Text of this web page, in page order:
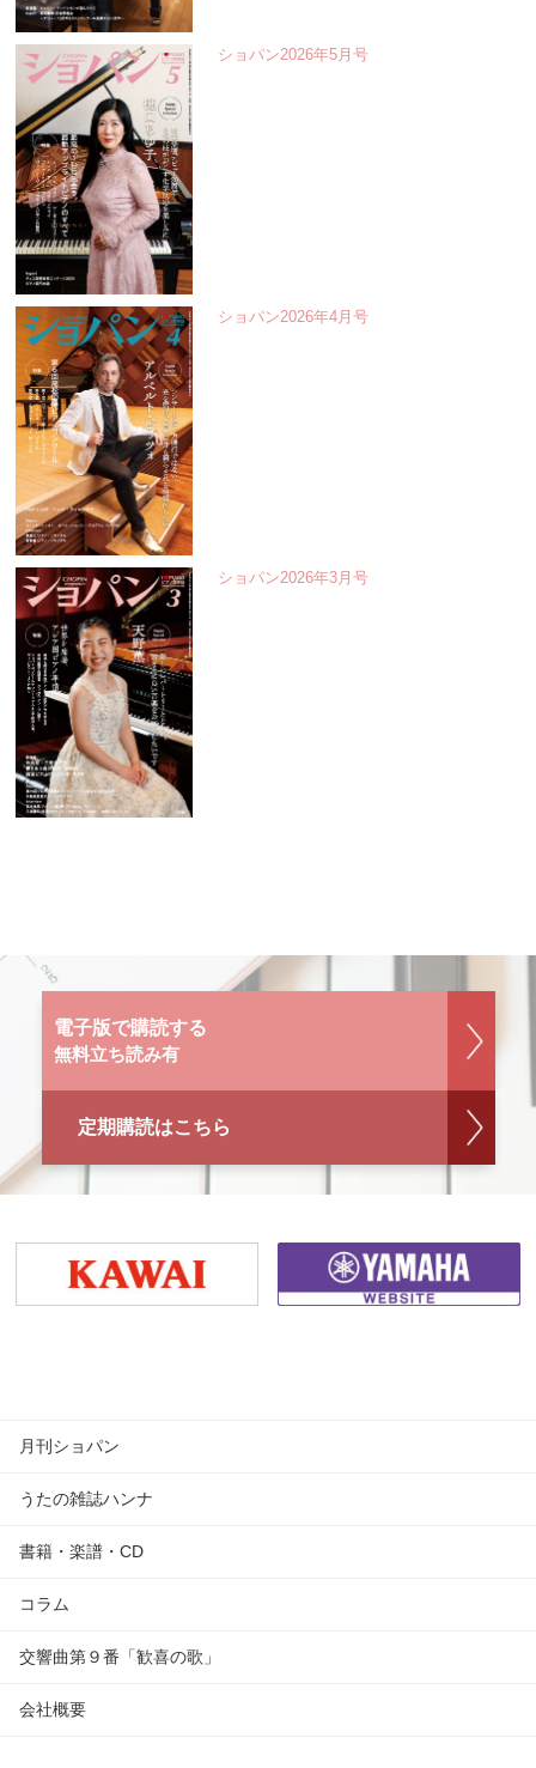
ショパン2026年5月号
ショパン2026年4月号
ショパン2026年3月号
電子版で購読する
無料立ち読み有
定期購読はこちら
月刊ショパン
うたの雑誌ハンナ
書籍・楽譜・CD
コラム
交響曲第９番「歓喜の歌」
会社概要